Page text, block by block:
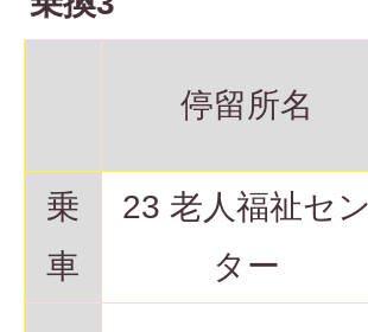
停留所名
乗
車
23 老人福祉セン
ター